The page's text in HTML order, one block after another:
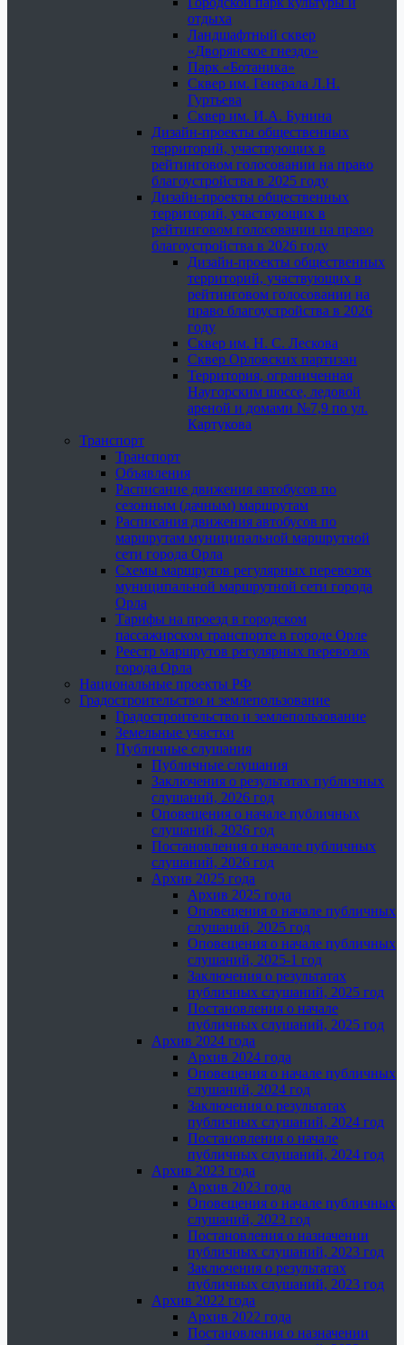
отдыха
Ландшафтный сквер
«Дворянское гнездо»
Парк «Ботаника»
Сквер им. Генерала Л.Н.
Гуртьева
Сквер им. И.А. Бунина
Дизайн-проекты общественных
территорий, участвующих в
рейтинговом голосовании на право
благоустройства в 2025 году
Дизайн-проекты общественных
территорий, участвующих в
рейтинговом голосовании на право
благоустройства в 2026 году
Дизайн-проекты общественных
территорий, участвующих в
рейтинговом голосовании на
право благоустройства в 2026
году
Сквер им. Н. С. Лескова
Сквер Орловских партизан
Территория, ограниченная
Наугорским шоссе, ледовой
ареной и домами №7,9 по ул.
Картукова
Транспорт
Транспорт
Объявления
Расписание движения автобусов по
сезонным (дачным) маршрутам
Расписания движения автобусов по
маршрутам муниципальной маршрутной
сети города Орла
Схемы маршрутов регулярных перевозок
муниципальной маршрутной сети города
Орла
Тарифы на проезд в городском
пассажирском транспорте в городе Орле
Реестр маршрутов регулярных перевозок
города Орла
Национальные проекты РФ
Градостроительство и землепользование
Градостроительство и землепользование
Земельные участки
Публичные слушания
Публичные слушания
Заключения о результатах публичных
слушаний, 2026 год
Оповещения о начале публичных
слушаний, 2026 год
Постановления о начале публичных
слушаний, 2026 год
Архив 2025 года
Архив 2025 года
Оповещения о начале публичных
слушаний, 2025 год
Оповещения о начале публичных
слушаний, 2025-1 год
Заключения о результатах
публичных слушаний, 2025 год
Постановления о начале
публичных слушаний, 2025 год
Архив 2024 года
Архив 2024 года
Оповещения о начале публичных
слушаний, 2024 год
Заключения о результатах
публичных слушаний, 2024 год
Постановления о начале
публичных слушаний, 2024 год
Архив 2023 года
Архив 2023 года
Оповещения о начале публичных
слушаний, 2023 год
Постановления о назначении
публичных слушаний, 2023 год
Заключения о результатах
публичных слушаний, 2023 год
Архив 2022 года
Архив 2022 года
Постановления о назначении